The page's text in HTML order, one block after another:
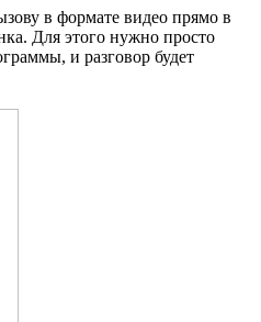
в формате видео прямо в
Для этого нужно просто
и разговор будет